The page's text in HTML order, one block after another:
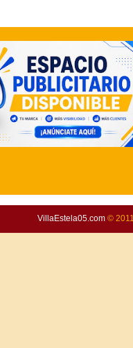
VillaEstela05.com© 2011